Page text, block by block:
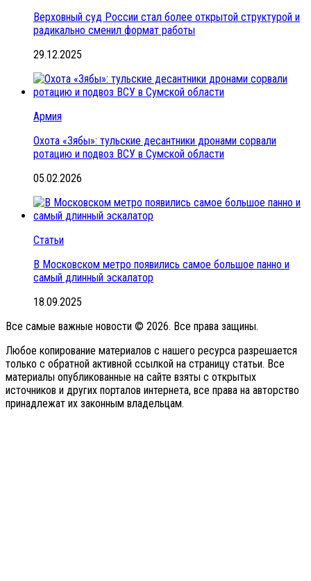
Верховный суд России стал более открытой структурой и
радикально сменил формат работы
29.12.2025
Армия
Охота «Зябы»: тульские десантники дронами сорвали
ротацию и подвоз ВСУ в Сумской области
05.02.2026
Статьи
В Московском метро появились самое большое панно и
самый длинный эскалатор
18.09.2025
Все самые важные новости © 2026. Все права защины.
Любое копирование материалов с нашего ресурса разрешается
только с обратной активной ссылкой на страницу статьи. Все
материалы опубликованные на сайте взяты с открытых
источников и других порталов интернета, все права на авторство
принадлежат их законным владельцам.